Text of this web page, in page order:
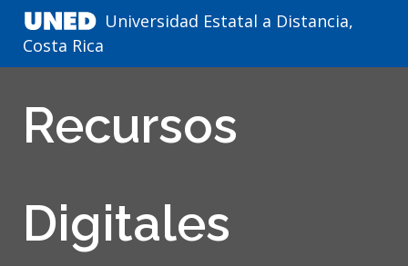
Universidad Estatal a Distancia,
Costa Rica
Recursos
Digitales